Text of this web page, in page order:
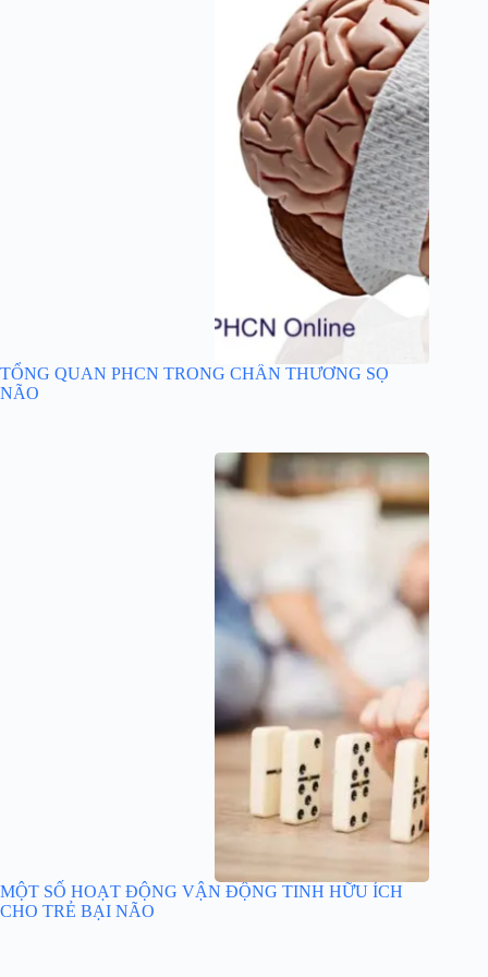
TỔNG QUAN PHCN TRONG CHẤN THƯƠNG SỌ
NÃO
MỘT SỐ HOẠT ĐỘNG VẬN ĐỘNG TINH HỮU ÍCH
CHO TRẺ BẠI NÃO